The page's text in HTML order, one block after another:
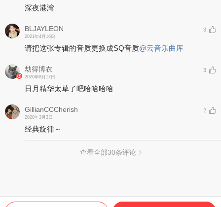
深夜港湾
BLJAYLEON
2021年4月16日
3
请把这张专辑的音质更换成SQ音质@云音乐曲库
劫得博衣
2020年8月17日
3
日月精华太草了吧哈哈哈哈
GillianCCCherish
2020年3月3日
2
经典旋律～
查看全部30条评论